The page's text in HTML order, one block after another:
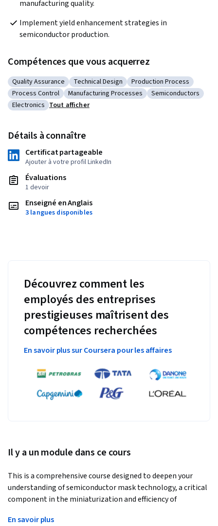
manufacturing quality.
Implement yield enhancement strategies in
semiconductor production.
Compétences que vous acquerrez
Catégorie : Quality Assurance
Quality Assurance Catégorie : Technical Design
Technical Design Catégorie : Production
Production Process
Catégorie : Process Control
Process Control Catégorie : Manufacturing Processes
Manufacturing Processes Catégorie :
Semiconductors
Catégorie : Electronics
Electronics Tout afficher
Détails à connaître
Certificat partageable
Ajouter à votre profil LinkedIn
Évaluations
1 devoir
Enseigné en Anglais
3 langues disponibles
Découvrez comment les
employés des entreprises
prestigieuses maîtrisent des
compétences recherchées
En savoir plus sur Coursera pour les affaires
Il y a un module dans ce cours
This is a comprehensive course designed to deepen your
understanding of semiconductor mask technology, a critical
component in the miniaturization and efficiency of
fundamental concepts, advanced techniques, and practical
En savoir plus